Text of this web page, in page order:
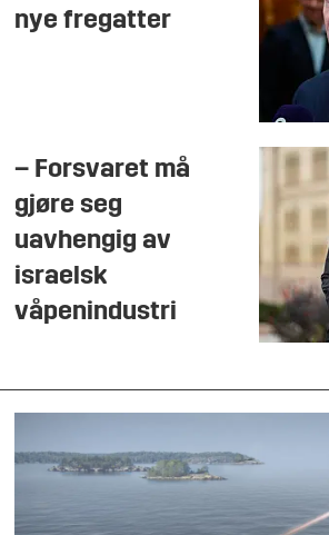
nye fregatter
– Forsvaret må
gjøre seg
uavhengig av
israelsk
våpenindustri